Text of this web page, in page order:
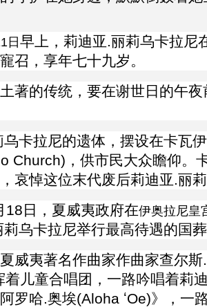
日 早上， 莉迪亚.丽莉乌卡拉尼
召，享年七十九岁。
著的传统，要在谢世日的午
乌卡拉尼的遗体，摆设在卡瓦
o Church)，供市民大众瞻仰。
哀悼这位末代废后莉迪亚.丽
日， 夏威夷政府在伊奥拉尼皇
莉乌卡拉尼举行最高待遇的国
威夷著名作曲家作曲家查尔
着儿童合唱团，一路吟唱着莉
罗哈.奥埃(Aloha ʻOe)》，一